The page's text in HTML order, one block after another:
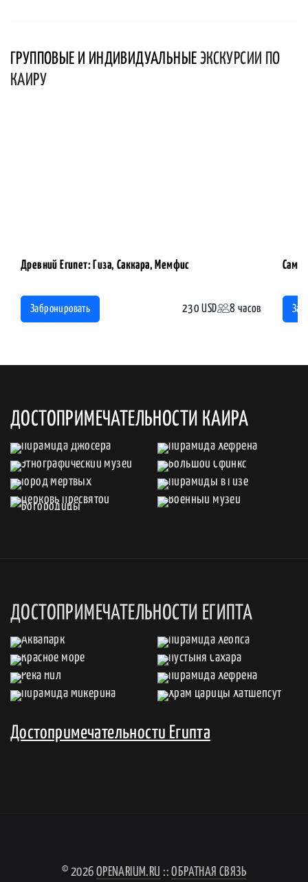
ГРУППОВЫЕ И ИНДИВИДУАЛЬНЫЕ ЭКСКУРСИИ ПО
КАИРУ
Древний Египет: Гиза, Саккара, Мемфис
Забронировать 230 USD 8 часов
ДОСТОПРИМЕЧАТЕЛЬНОСТИ КАИРА
ДОСТОПРИМЕЧАТЕЛЬНОСТИ ЕГИПТА
Достопримечательности Египта
© 2026 OPENARIUM.RU ::ОБРАТНАЯ СВЯЗЬ